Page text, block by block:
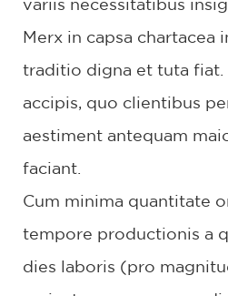
variis necessitatibus
Merx in capsa chartacea
traditio digna et tuta fiat.
accipis, quo clientibus
aestiment antequam
faciant.
Cum minima quantitate
tempore productionis a
dies laboris (pro